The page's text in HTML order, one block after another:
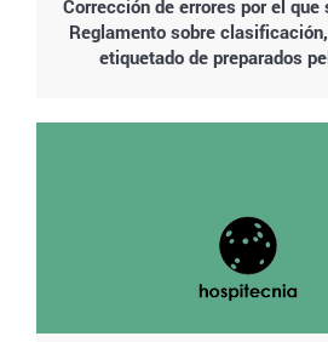
Corrección de errores por el que
Reglamento sobre
etiquetado de preparados